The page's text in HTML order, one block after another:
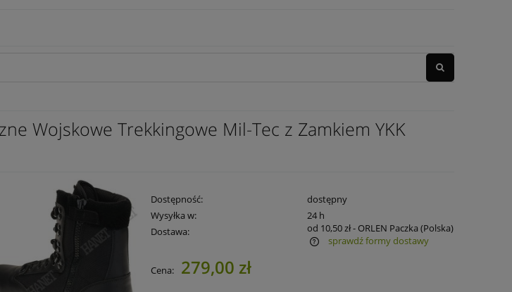
Wojskowe Trekkingowe Mil-Tec z Zamkiem YKK
Dostępność:
dostępny
Wysyłka w:
24 h
Dostawa:
od 10,50 zł- ORLEN Paczka (Polska)
Cena nie zawiera ewentualnych kosztów
płatności
sprawdź formy dostawy
Cena: 279,00 zł